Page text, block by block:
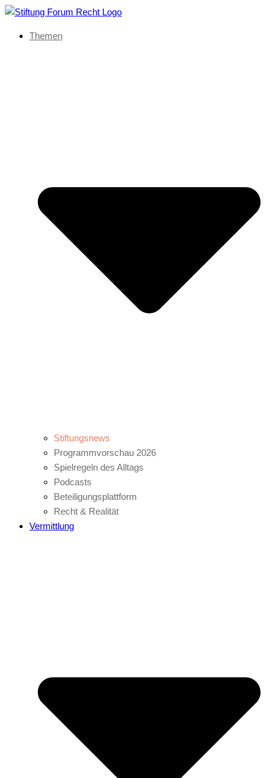
Themen
Stiftungsnews
Programmvorschau 2026
Spielregeln des Alltags
Podcasts
Beteiligungsplattform
Recht & Realität
Vermittlung